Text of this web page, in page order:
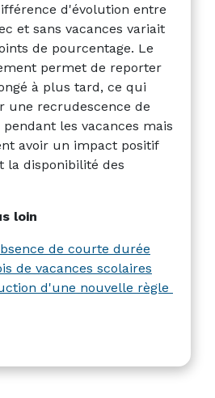
d'évolution entre
et sans vacances variait
de pourcentage. Le
permet de reporter
à plus tard, ce qui
une recrudescence de
les vacances mais
avoir un impact positif
la disponibilité des
loin
de courte durée
de vacances scolaires
d'une nouvelle règle